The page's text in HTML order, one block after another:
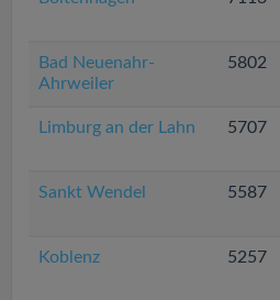
Bad Neuenahr-
Ahrweiler
5802
Limburg an der Lahn 5707
Sankt Wendel 5587
Koblenz 5257